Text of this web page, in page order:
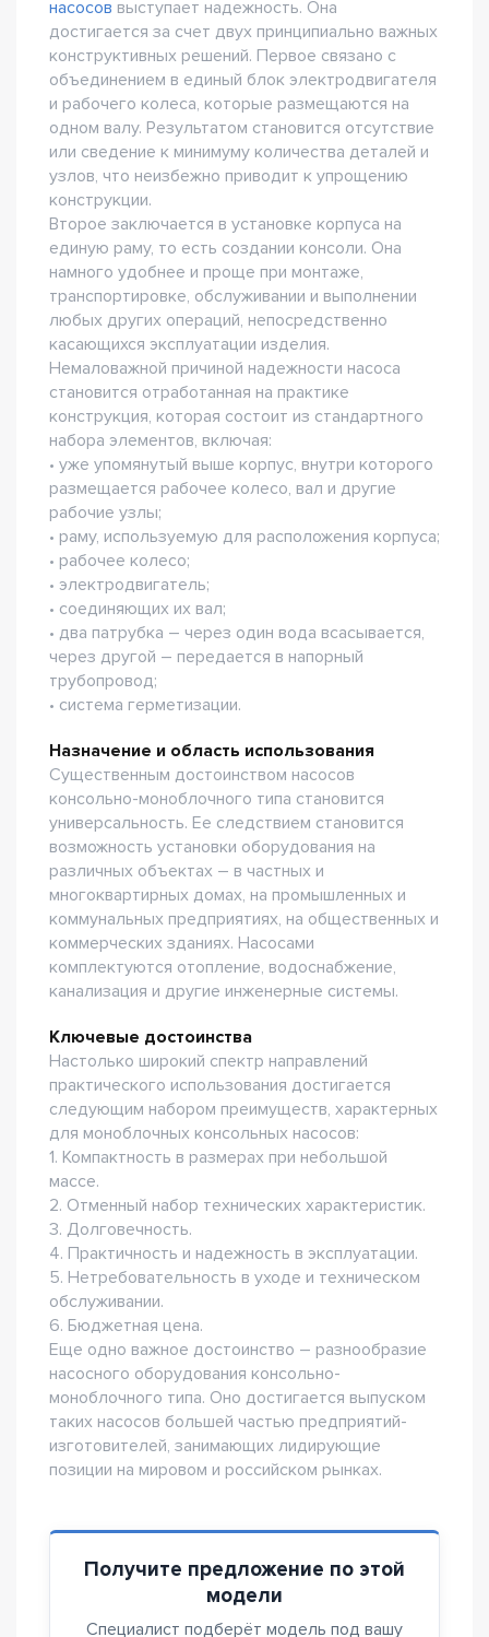
насосов выступает надежность. Она
достигается за счет двух принципиально важных
конструктивных решений. Первое связано с
объединением в единый блок электродвигателя
и рабочего колеса, которые размещаются на
одном валу. Результатом становится отсутствие
или сведение к минимуму количества деталей и
узлов, что неизбежно приводит к упрощению
конструкции.
Второе заключается в установке корпуса на
единую раму, то есть создании консоли. Она
намного удобнее и проще при монтаже,
транспортировке, обслуживании и выполнении
любых других операций, непосредственно
касающихся эксплуатации изделия.
Немаловажной причиной надежности насоса
становится отработанная на практике
конструкция, которая состоит из стандартного
набора элементов, включая:
• уже упомянутый выше корпус, внутри которого
размещается рабочее колесо, вал и другие
рабочие узлы;
• раму, используемую для расположения корпуса;
• рабочее колесо;
• электродвигатель;
• соединяющих их вал;
• два патрубка – через один вода всасывается,
через другой – передается в напорный
трубопровод;
• система герметизации.
Назначение и область использования
Существенным достоинством насосов
консольно-моноблочного типа становится
универсальность. Ее следствием становится
возможность установки оборудования на
различных объектах – в частных и
многоквартирных домах, на промышленных и
коммунальных предприятиях, на общественных и
коммерческих зданиях. Насосами
комплектуются отопление, водоснабжение,
канализация и другие инженерные системы.
Ключевые достоинства
Настолько широкий спектр направлений
практического использования достигается
следующим набором преимуществ, характерных
для моноблочных консольных насосов:
1. Компактность в размерах при небольшой
массе.
2. Отменный набор технических характеристик.
3. Долговечность.
4. Практичность и надежность в эксплуатации.
5. Нетребовательность в уходе и техническом
обслуживании.
6. Бюджетная цена.
Еще одно важное достоинство – разнообразие
насосного оборудования консольно-
моноблочного типа. Оно достигается выпуском
таких насосов большей частью предприятий-
изготовителей, занимающих лидирующие
позиции на мировом и российском рынках.
Получите предложение по этой
модели
Специалист подберёт модель под вашу